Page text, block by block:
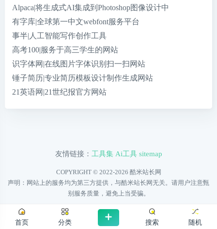
Alpaca|将生成式AI集成到Photoshop图像设计中
有字库|全球第一中文webfont服务平台
事半|人工智能写作创作工具
高考100|服务于高三学生的网站
识字体网|在线图片字体识别扫一扫网站
锤子简历|专业简历模板设计制作生成网站
21英语网|21世纪报官方网站
友情链接： 工具集 Ai工具 sitemap
COPYRIGHT © 2022-2026 酷米站长网
声明：网站上的服务均为第三方提供，与酷米站长网无关。请用户注意甄
别服务质量，避免上当受骗。
首页 分类 搜索 随机